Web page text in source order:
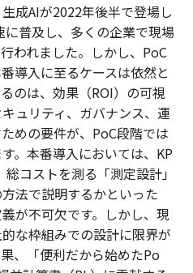
生成AIが2022年後半で登場し
普及し、多くの企業で現場
われました。しかし、PoC
導入に至るケースは依然と
のは、効果（ROI）の可視
ュリティ、ガバナンス、運
めの要件が、PoC段階では
。本番導入においては、KP
コストを測る「測定設計」
法で説明するかといった
が不可欠です。しかし、現
な枠組みでの設計に限界が
、「便利だから始めたPo